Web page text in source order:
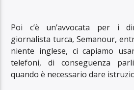
Poi c’è un’avvocata per i
giornalista turca, Semanour,
niente inglese, ci capiamo
telefoni, di conseguenza
quando è necessario dare